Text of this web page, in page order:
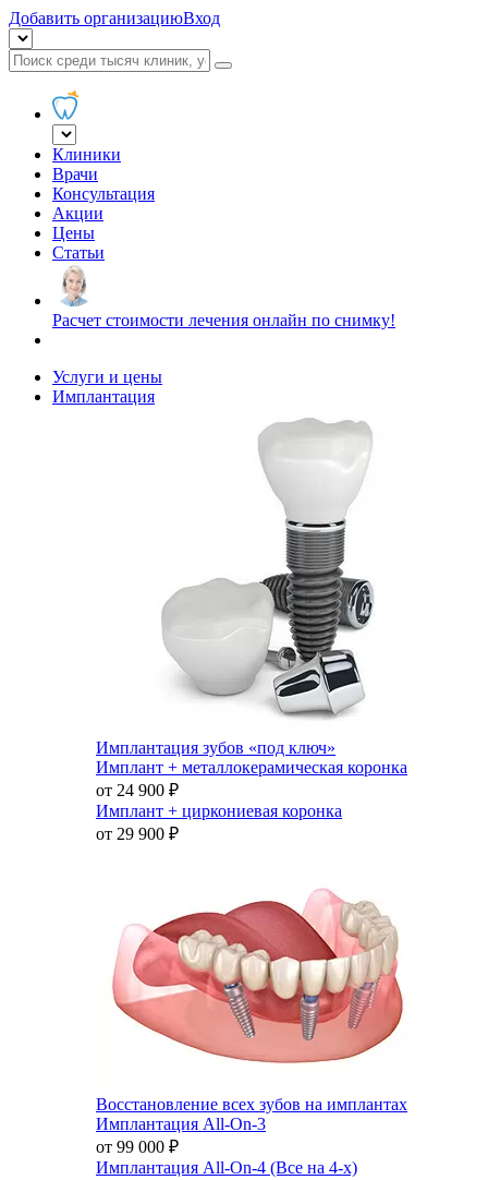
Добавить организациюВход
Клиники
Врачи
Консультация
Акции
Цены
Статьи
Расчет стоимости лечения онлайн по снимку!
Услуги и цены
Имплантация
Имплантация зубов «под ключ»
Имплант + металлокерамическая коронка
от 24 900 ₽
Имплант + циркониевая коронка
от 29 900 ₽
Восстановление всех зубов на имплантах
Имплантация All-On-3
от 99 000 ₽
Имплантация All-On-4 (Все на 4-х)